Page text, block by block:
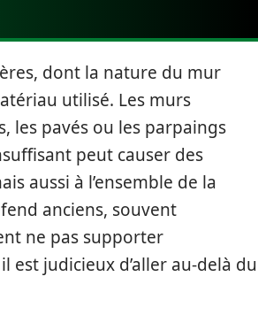
dont la nature du mur
utilisé. Les murs
les pavés ou les parpaings
peut causer des
aussi à l’ensemble de la
anciens, souvent
ne pas supporter
est judicieux d’aller au-delà du